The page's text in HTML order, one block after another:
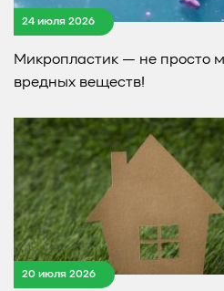
24 июля 2026
Микропластик — не просто
вредных веществ!
20 июля 2026